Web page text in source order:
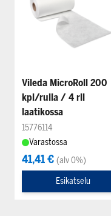
Vileda MicroRoll 200
kpl/rulla / 4 rll
laatikossa
15776114
Varastossa
41,41 € (alv 0%)
Esikatselu